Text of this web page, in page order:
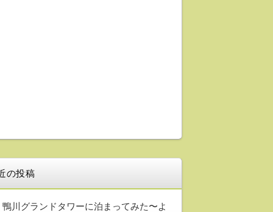
の投稿
鴨川グランドタワーに泊まってみた〜よ